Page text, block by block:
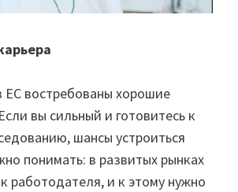
ЕС востребованы хорошие
вы сильный и готовитесь к
шансы устроиться
понимать: в развитых рынках
работодателя, и к этому нужно